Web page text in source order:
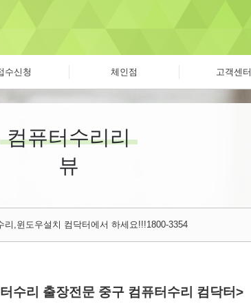
수신청 체인점 고객센터
컴퓨터수리리
뷰
,윈도우설치 컴닥터에서 하세요!!!1800-3354
수리 출장전문 중구 컴퓨터수리 컴닥터>